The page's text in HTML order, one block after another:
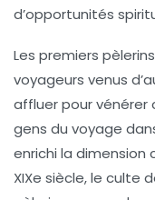
d’opportunités
Les premiers
voyageurs venus
affluer pour vénérer
gens du voyage
enrichi la
XIXe siècle, le culte